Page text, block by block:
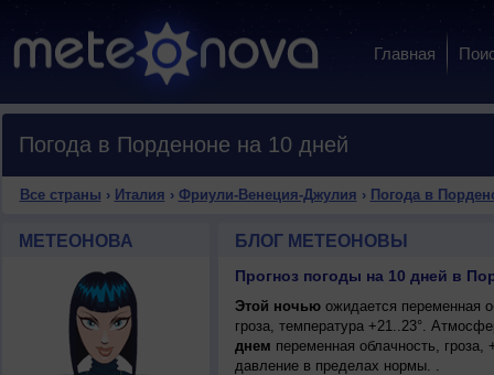
Главная
Погода в Порденоне на 10 дней
Все страны › Италия › Фриули-Венеция-Джулия › Погода в
МЕТЕОНОВА БЛОГ МЕТЕОНОВЫ
Этой ночьюожидается переменная
гроза, температура +21..23°.
днем переменная облачность,
давление в пределах нормы. .